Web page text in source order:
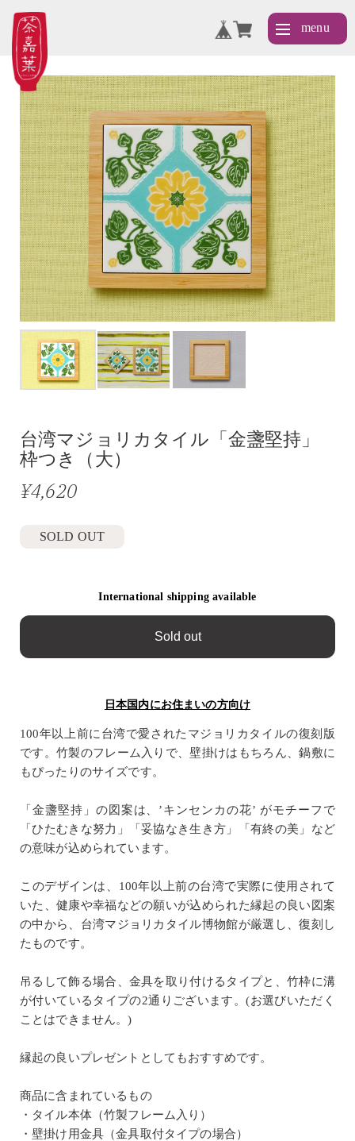
台湾マジョリカタイル「金盞堅持」
枠つき（大）
¥4,620
SOLD OUT
International shipping available
Sold out
日本国内にお住まいの方向け
100年以上前に台湾で愛されたマジョリカタイルの復刻版
です。竹製のフレーム入りで、壁掛けはもちろん、鍋敷に
もぴったりのサイズです。
「金盞堅持」の図案は、’キンセンカの花’ がモチーフで
「ひたむきな努力」「妥協なき生き方」「有終の美」など
の意味が込められています。
このデザインは、100年以上前の台湾で実際に使用されて
いた、健康や幸福などの願いが込められた縁起の良い図案
の中から、台湾マジョリカタイル博物館が厳選し、復刻し
たものです。
吊るして飾る場合、金具を取り付けるタイプと、竹枠に溝
が付いているタイプの2通りございます。(お選びいただく
ことはできません。)
縁起の良いプレゼントとしてもおすすめです。
商品に含まれているもの
・タイル本体（竹製フレーム入り）
・壁掛け用金具（金具取付タイプの場合）